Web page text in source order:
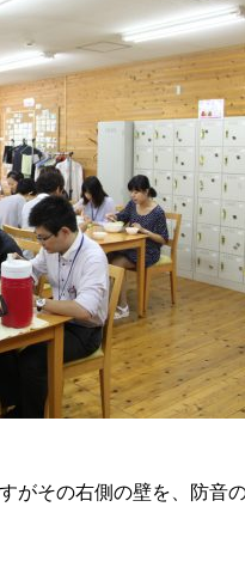
がその右側の壁を、防音